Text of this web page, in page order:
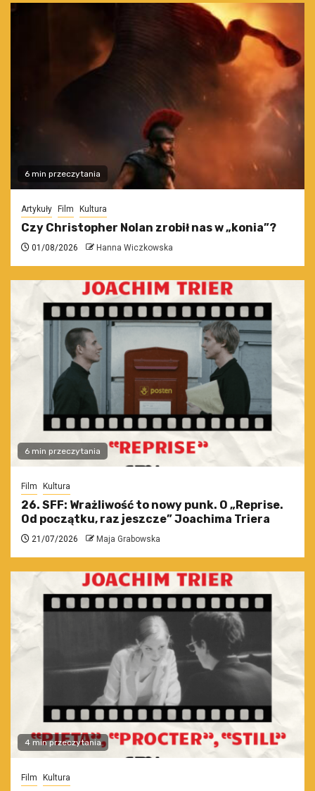
6 min przeczytania
Artykuły Film Kultura
Czy Christopher Nolan zrobił nas w „konia”?
01/08/2026 Hanna Wiczkowska
6 min przeczytania
Film Kultura
26. SFF: Wrażliwość to nowy punk. O „Reprise.
Od początku, raz jeszcze” Joachima Triera
21/07/2026 Maja Grabowska
4 min przeczytania
Film Kultura